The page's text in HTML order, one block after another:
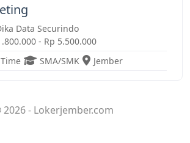
Data Securindo
- Rp 5.500.000
SMA/SMK Jember
2026 - Lokerjember.com